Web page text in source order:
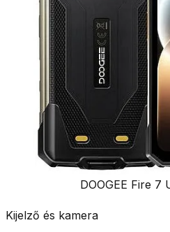
DOOGEE Fire 7
Kijelző és kamera